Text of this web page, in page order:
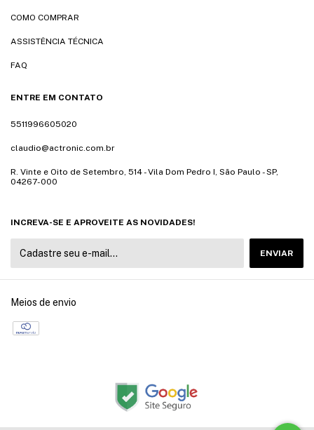
COMO COMPRAR
ASSISTÊNCIA TÉCNICA
FAQ
ENTRE EM CONTATO
5511996605020
claudio@actronic.com.br
R. Vinte e Oito de Setembro, 514 - Vila Dom Pedro I, São Paulo - SP,
04267-000
INCREVA-SE E APROVEITE AS NOVIDADES!
Meios de envio